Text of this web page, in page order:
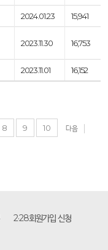
2024.01.23 15,941
2023.11.30 16,753
2023.11.01 16,152
8 9 10
다음
2·28회원가입 신청